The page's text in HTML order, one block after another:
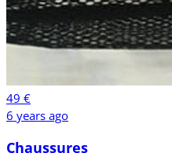
49 €
6 years ago
Chaussures